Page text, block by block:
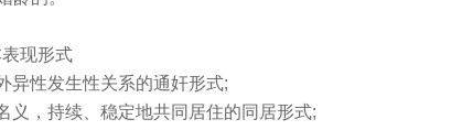
现形式
性发生性关系的通奸形式;
，持续、稳定地共同居住的同居形式;